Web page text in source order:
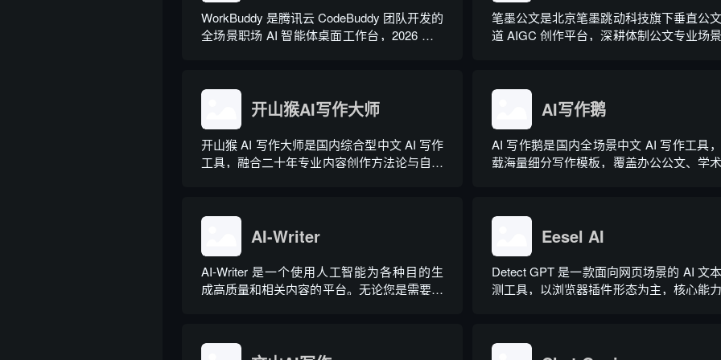
WorkBuddy 是腾讯云 CodeBuddy 团队开发的
全场景职场 AI 智能体桌面工作台，2026 年 3
地授权文件的 AI 助手，用户用自然语言下...
笔墨公文是北京笔墨跳动科技旗下垂直公
道 AIGC 创作平台，深耕体制公文专业场
库、实时更新素材库、标准化公文模板五大
心板块，兼顾公文快速撰写、文稿合...
开山猴AI写作大师
开山猴 AI 写作大师是国内综合型中文 AI 写作
工具，融合二十年专业内容创作方法论与自研
20 余个行业领域、279 种写作体裁，配备 20
余种专业角色...
AI写作鹅
AI 写作鹅是国内全场景中文 AI 写作工具
载海量细分写作模板，覆盖办公公文、学
文、多语言翻译、PPT 大纲生成等通用
力，同时内置多领域 AI 私人顾问...
AI-Writer
AI-Writer 是一个使用人工智能为各种目的生
成高质量和相关内容的平台。无论您是需要撰
Eesel AI
Detect GPT 是一款面向网页场景的 AI 文
测工具，以浏览器插件形态为主，核心能
术，无需针对新模型重新训练，操作简单、